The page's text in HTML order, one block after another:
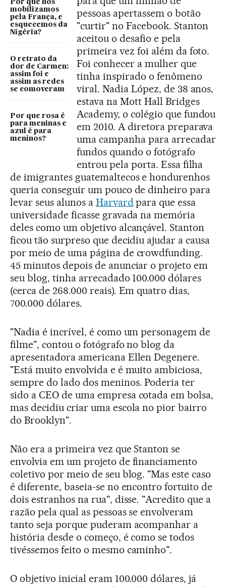
Por que nos
mobilizamos
pela França, e
esquecemos da
Nigéria?
O retrato da
dor de Carmen:
assim foi e
assim as redes
se comoveram
Por que rosa é
para meninas e
azul é para
meninos?
pessoas apertassem o botão
"curtir" no Facebook. Stanton
aceitou o desafio e pela
primeira vez foi além da foto.
Foi conhecer a mulher que
tinha inspirado o fenômeno
viral. Nadia López, de 38 anos,
estava na Mott Hall Bridges
Academy, o colégio que fundou
em 2010. A diretora preparava
uma campanha para arrecadar
fundos quando o fotógrafo
entrou pela porta. Essa filha
de imigrantes guatemaltecos e hondurenhos
queria conseguir um pouco de dinheiro para
levar seus alunos a Harvardpara que essa
universidade ficasse gravada na memória
deles como um objetivo alcançável. Stanton
ficou tão surpreso que decidiu ajudar a causa
por meio de uma página de crowdfunding.
45 minutos depois de anunciar o projeto em
seu blog, tinha arrecadado 100.000 dólares
(cerca de 268.000 reais). Em quatro dias,
700.000 dólares.
"Nadia é incrível, é como um personagem de
filme", contou o fotógrafo no blog da
apresentadora americana Ellen Degenere.
"Está muito envolvida e é muito ambiciosa,
sempre do lado dos meninos. Poderia ter
sido a CEO de uma empresa cotada em bolsa,
mas decidiu criar uma escola no pior bairro
do Brooklyn".
Não era a primeira vez que Stanton se
envolvia em um projeto de financiamento
coletivo por meio de seu blog. "Mas este caso
é diferente, baseia-se no encontro fortuito de
dois estranhos na rua", disse. "Acredito que a
razão pela qual as pessoas se envolveram
tanto seja porque puderam acompanhar a
história desde o começo, é como se todos
tivéssemos feito o mesmo caminho".
O objetivo inicial eram 100.000 dólares, já